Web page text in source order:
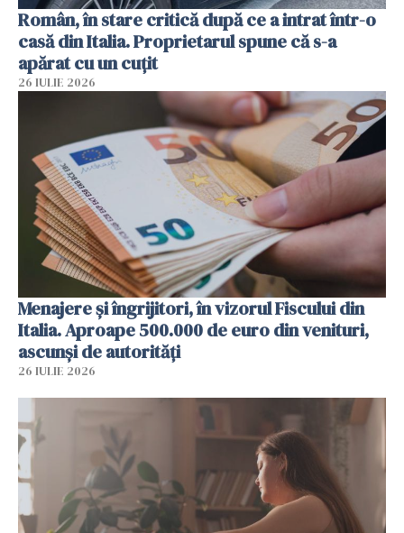
Român, în stare critică după ce a intrat într-o
casă din Italia. Proprietarul spune că s-a
apărat cu un cuțit
26 IULIE 2026
Menajere și îngrijitori, în vizorul Fiscului din
Italia. Aproape 500.000 de euro din venituri,
ascunși de autorități
26 IULIE 2026